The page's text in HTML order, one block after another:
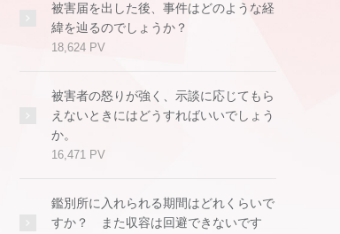
被害届を出した後、事件はどのような経
緯を辿るのでしょうか？
18,624 PV
被害者の怒りが強く、示談に応じてもら
えないときにはどうすればいいでしょう
か。
16,471 PV
鑑別所に入れられる期間はどれくらいで
すか？ また収容は回避できないです